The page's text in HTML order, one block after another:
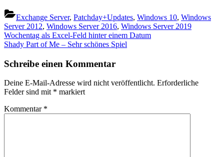
Exchange Server, Patchday+Updates, Windows 10, Windows
Server 2012, Windows Server 2016, Windows Server 2019
Beitragsnavigation
Previous
Post:
Wochentag als Excel-Feld hinter einem Datum
Next
Shady Part of Me – Sehr schönes Spiel
Schreibe einen Kommentar
Deine E-Mail-Adresse wird nicht veröffentlicht. Erforderliche
Felder sind mit * markiert
Kommentar *